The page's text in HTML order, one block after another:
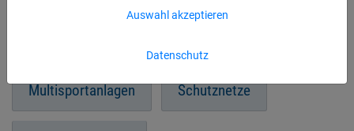
Datenschutz
Auswahl akzeptieren
Multisportanlagen Schutznetze